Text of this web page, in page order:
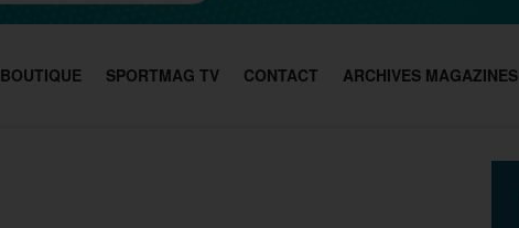
BOUTIQUE SPORTMAG TV CONTACT ARCHIVES MAGAZINES